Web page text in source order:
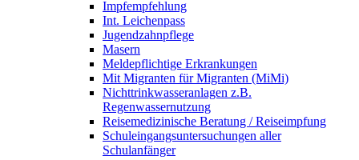
Impfempfehlung
Int. Leichenpass
Jugendzahnpflege
Masern
Meldepflichtige Erkrankungen
Mit Migranten für Migranten (MiMi)
Nichttrinkwasseranlagen z.B.
Regenwassernutzung
Reisemedizinische Beratung / Reiseimpfung
Schuleingangsuntersuchungen aller
Schulanfänger